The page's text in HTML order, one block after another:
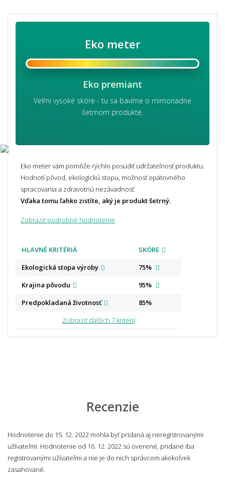
Eko meter
Eko premiant
Veľmi vysoké skóre - tu sa bavíme o mimoriadne
šetrnom produkte.
Eko meter vám pomôže rýchlo posúdiť udržateľnosť produktu.
Hodnotí pôvod, ekologickú stopu, možnosť opätovného
spracovania a zdravotnú nezávadnosť.
Vďaka tomu ľahko zistíte, aký je produkt šetrný.
Zobraziť podrobné hodnotenie
HLAVNÉ KRITÉRIÁ
SKÓRE
Ekologická stopa výroby
75%
Krajina pôvodu
95%
Predpokladaná životnosť
85%
Zobraziť ďalších 7 kritérií
Recenzie
Hodnotenie do 15. 12. 2022 mohla byť pridaná aj neregistrovanými
užívateľmi. Hodnotenie od 16. 12. 2022 sú overené, pridané iba
registrovanými užívateľmi a nie je do nich správcom akokoľvek
zasahované.